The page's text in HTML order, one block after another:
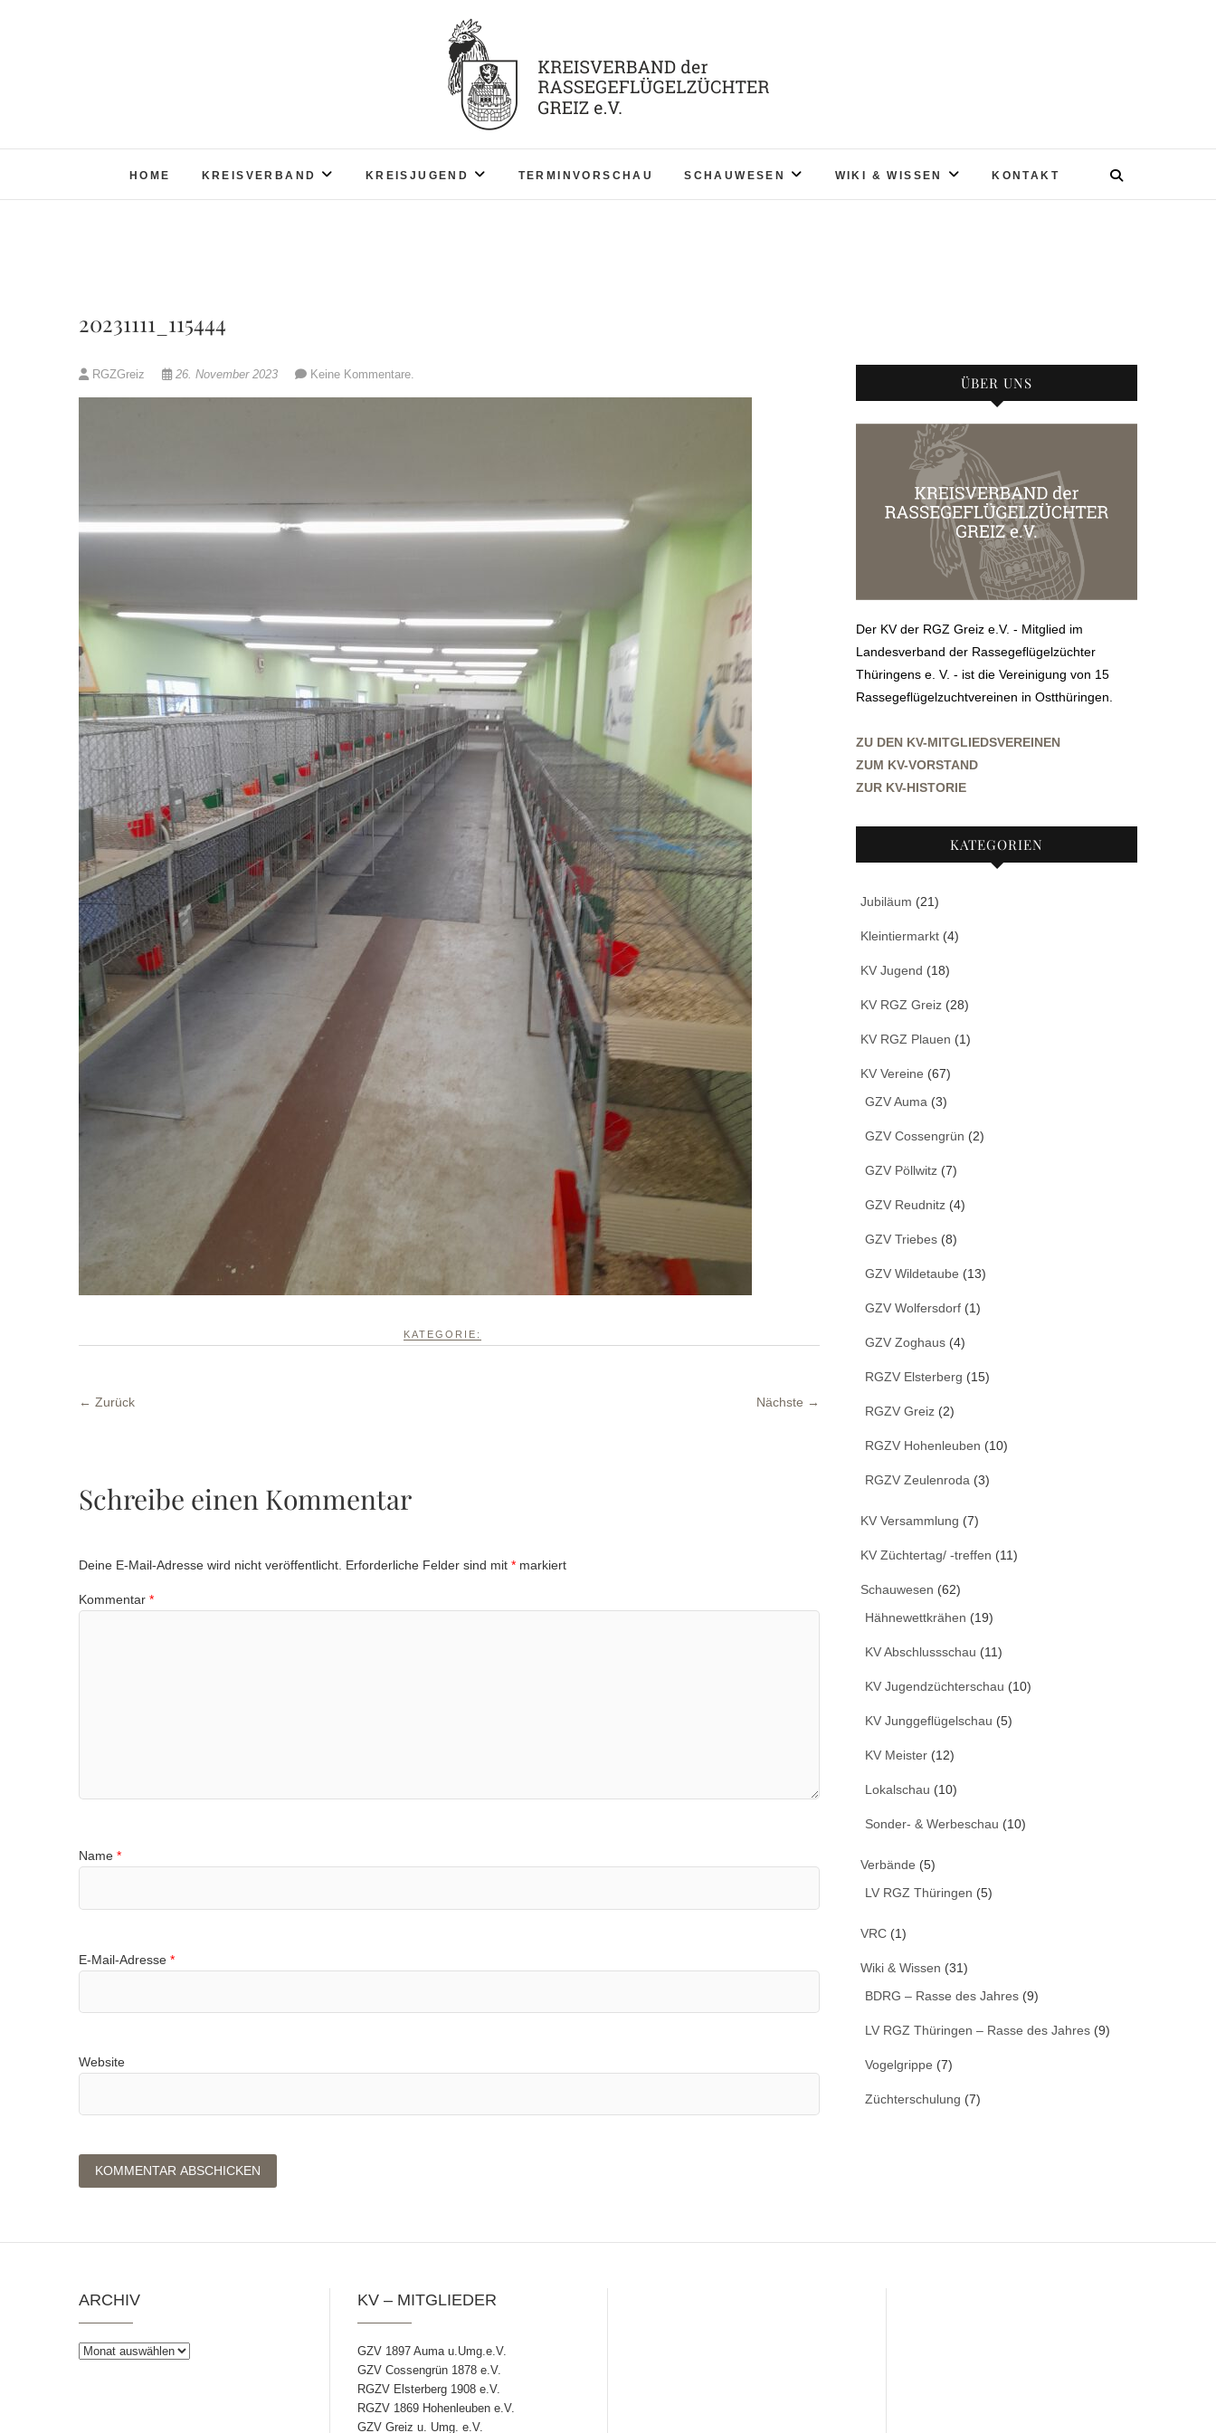
KV RGZ Greiz
HOME KREISVERBAND KREISJUGEND TERMINVORSCHAU SCHAUWESEN WIKI & WISSEN KONTAKT
20231111_115444
RGZGreiz 26. November 2023 Keine Kommentare.
KATEGORIE:
← Zurück Nächste →
Schreibe einen Kommentar
Deine E-Mail-Adresse wird nicht veröffentlicht. Erforderliche Felder sind mit * markiert
Kommentar *
Name *
E-Mail-Adresse *
Website
ÜBER UNS
Der KV der RGZ Greiz e.V. - Mitglied im
Landesverband der Rassegeflügelzüchter
Thüringens e. V. - ist die Vereinigung von 15
Rassegeflügelzuchtvereinen in Ostthüringen.
ZU DEN KV-MITGLIEDSVEREINEN
ZUM KV-VORSTAND
ZUR KV-HISTORIE
KATEGORIEN
Jubiläum (21)
Kleintiermarkt (4)
KV Jugend (18)
KV RGZ Greiz (28)
KV RGZ Plauen (1)
KV Vereine (67)
GZV Auma (3)
GZV Cossengrün (2)
GZV Pöllwitz (7)
GZV Reudnitz (4)
GZV Triebes (8)
GZV Wildetaube (13)
GZV Wolfersdorf (1)
GZV Zoghaus (4)
RGZV Elsterberg (15)
RGZV Greiz (2)
RGZV Hohenleuben (10)
RGZV Zeulenroda (3)
KV Versammlung (7)
KV Züchtertag/ -treffen (11)
Schauwesen (62)
Hähnewettkrähen (19)
KV Abschlussschau (11)
KV Jugendzüchterschau (10)
KV Junggeflügelschau (5)
KV Meister (12)
Lokalschau (10)
Sonder- & Werbeschau (10)
Verbände (5)
LV RGZ Thüringen (5)
VRC (1)
Wiki & Wissen (31)
BDRG – Rasse des Jahres (9)
LV RGZ Thüringen – Rasse des Jahres (9)
Vogelgrippe (7)
Züchterschulung (7)
ARCHIV
Archiv
KV – MITGLIEDER
GZV 1897 Auma u.Umg.e.V.
GZV Cossengrün 1878 e.V.
RGZV Elsterberg 1908 e.V.
RGZV 1869 Hohenleuben e.V.
GZV Greiz u. Umg. e.V.